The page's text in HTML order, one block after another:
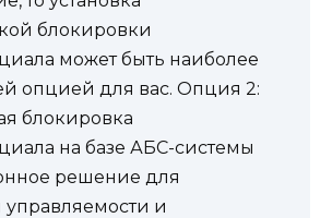
блокировки
может быть наиболее
опцией для вас. Опция 2:
блокировка
на базе АБС-системы
решение для
и